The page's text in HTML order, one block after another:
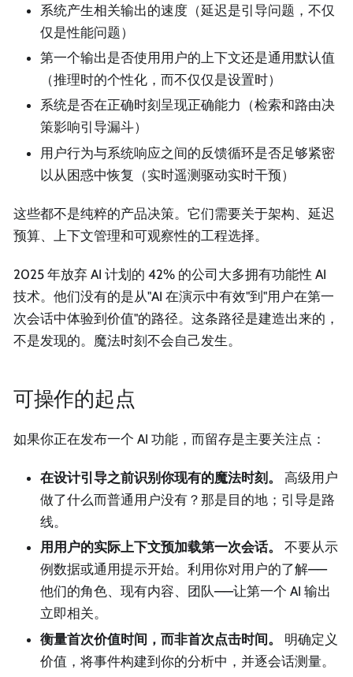
系统产生相关输出的速度（延迟是引导问题，不仅
仅是性能问题）
第一个输出是否使用用户的上下文还是通用默认值
（推理时的个性化，而不仅仅是设置时）
系统是否在正确时刻呈现正确能力（检索和路由决
策影响引导漏斗）
用户行为与系统响应之间的反馈循环是否足够紧密
以从困惑中恢复（实时遥测驱动实时干预）
这些都不是纯粹的产品决策。它们需要关于架构、延迟
预算、上下文管理和可观察性的工程选择。
2025 年放弃 AI 计划的 42% 的公司大多拥有功能性 AI
技术。他们没有的是从"AI 在演示中有效"到"用户在第一
次会话中体验到价值"的路径。这条路径是建造出来的，
不是发现的。魔法时刻不会自己发生。
可操作的起点
如果你正在发布一个 AI 功能，而留存是主要关注点：
在设计引导之前识别你现有的魔法时刻。
高级用户
做了什么而普通用户没有？那是目的地；引导是路
线。
用用户的实际上下文预加载第一次会话。
不要从示
例数据或通用提示开始。利用你对用户的了解——
他们的角色、现有内容、团队——让第一个 AI 输出
立即相关。
衡量首次价值时间，而非首次点击时间。
明确定义
价值，将事件构建到你的分析中，并逐会话测量。